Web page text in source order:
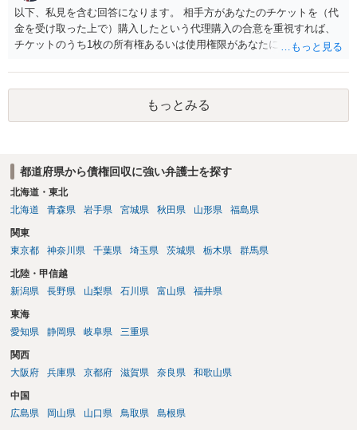
う。 何か本人を示す事実（振込先などの情報）から、相手の住所等の
情報を割り出していくしかないように思えます。 以上、ご参考まで。
以下、私見を含む回答になります。 相手方があなたのチケットを（代
金を受け取った上で）購入したという代理購入の合意を重視すれば、
チケットのうち1枚の所有権あるいは使用権限があなたにあり、チケッ
す。 一方、このチケット購入には「相手方と一緒に行く」という合意
も付随していたことを無視することができません。こちらを重視すれ
ば、交際を終了させたことにより「一緒に行く」という結果の実現に
重大な障害が発生しており、当然にチケットを引き渡すべきといえる
えば、当該チケットが座席指定である場合、交際を解消した2人が当日
隣り合わせになることは避けたいという心理が働くことも無理からぬ
ところです。一方、チケットがエリア指定のアリーナ席であれば隣り
あったり特別席であったりすれば、判断は変わってくるかもしれませ
ん。当該チケットがチケット転売防止法に規定する特定興行入場券に
該当し、券面上使用者が指定されている場合には、チケット引渡し以
法的には「当事者の合理的意思」がどこにあるのかを追求した解決が
必要になると思われます。なかなか難しい問題なので、弁護士によっ
ても回答は異なるかもしれません。
もっとみる
都道府県から債権回収に強い弁護士を探す
北海道・東北
北海道
青森県 岩手県 宮城県 秋田県 山形県 福島県
関東
東京都
神奈川県 千葉県 埼玉県 茨城県 栃木県 群馬県
北陸・甲信越
新潟県
長野県 山梨県 石川県 富山県 福井県
東海
愛知県
静岡県 岐阜県 三重県
関西
大阪府
兵庫県 京都府 滋賀県 奈良県 和歌山県
中国
広島県
岡山県 山口県 鳥取県 島根県